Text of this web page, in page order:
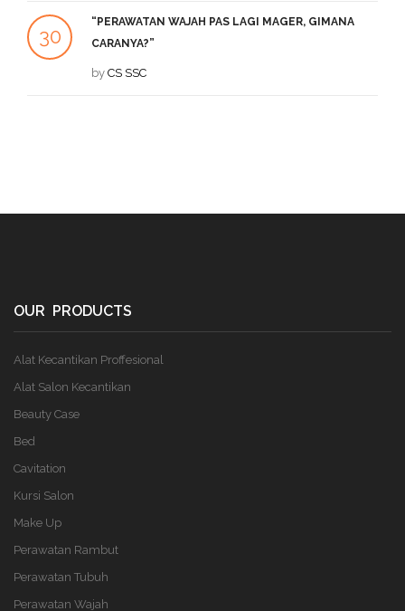
30
“PERAWATAN WAJAH PAS LAGI MAGER, GIMANA
CARANYA?”
by CS SSC
OUR PRODUCTS
Alat Kecantikan Proffesional
Alat Salon Kecantikan
Beauty Case
Bed
Cavitation
Kursi Salon
Make Up
Perawatan Rambut
Perawatan Tubuh
Perawatan Wajah